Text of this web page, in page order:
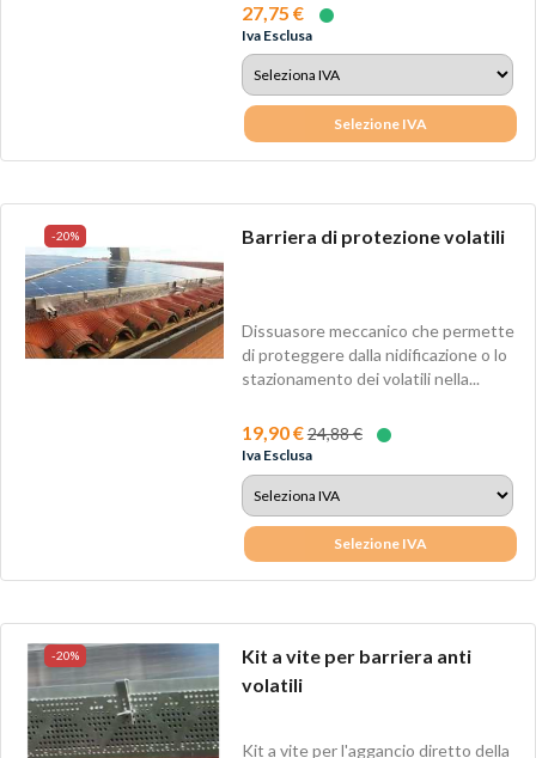
27,75 €
Iva Esclusa
Selezione IVA
-20% Barriera di protezione volatili
Dissuasore meccanico che permette
di proteggere dalla nidificazione o lo
stazionamento dei volatili nella...
19,90 €24,88 €
Iva Esclusa
Selezione IVA
-20%
Kit a vite per barriera anti
volatili
Kit a vite per l'aggancio diretto della